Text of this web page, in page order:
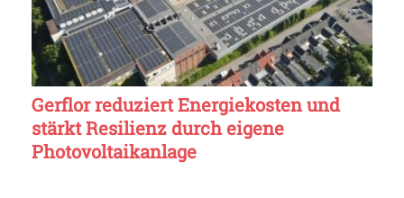
Gerflor reduziert Energiekosten und
stärkt Resilienz durch eigene
Photovoltaikanlage